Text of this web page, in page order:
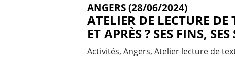
ANGERS (28/06/2024)
ATELIER DE LECTURE DE
ET APRÈS ? SES FINS,
Activités Angers Atelier lecture de